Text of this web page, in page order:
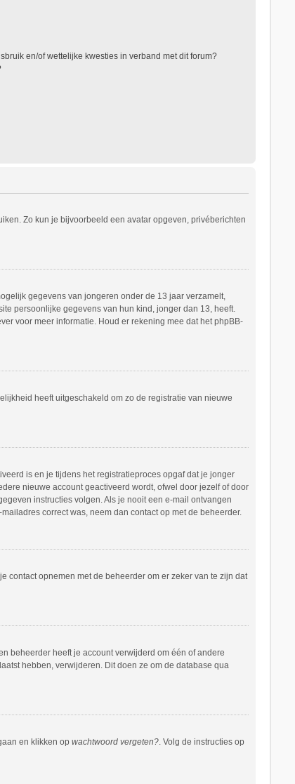
en/of wettelijke kwesties in verband met dit forum?
Zo kun je bijvoorbeeld een avatar opgeven, privéberichten
gegevens van jongeren onder de 13 jaar verzamelt,
persoonlijke gegevens van hun kind, jonger dan 13, heeft.
voor meer informatie. Houd er rekening mee dat het phpBB-
heeft uitgeschakeld om zo de registratie van nieuwe
is en je tijdens het registratieproces opgaf dat je jonger
nieuwe account geactiveerd wordt, ofwel door jezelf of door
instructies volgen. Als je nooit een e-mail ontvangen
correct was, neem dan contact op met de beheerder.
contact opnemen met de beheerder om er zeker van te zijn dat
beheerder heeft je account verwijderd om één of andere
hebben, verwijderen. Dit doen ze om de database qua
en klikken op wachtwoord vergeten?. Volg de instructies op